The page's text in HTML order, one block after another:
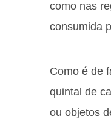
como nas
consumida
Como é de
quintal de
ou objetos